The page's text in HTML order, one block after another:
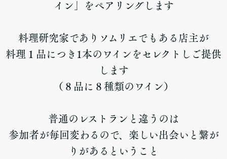
イン」をペアリングします
料理研究家でありソムリエでもある店主が
料理１品につき1本のワインをセレクトしご提供
します
（８品に８種類のワイン）
普通のレストランと違うのは
参加者が毎回変わるので、楽しい出会いと繋が
りがあるということ